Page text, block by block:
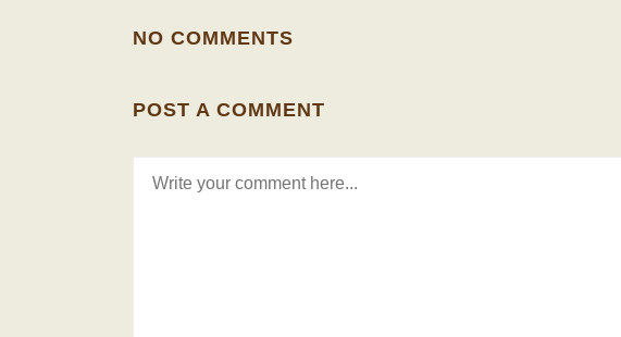
NO COMMENTS
POST A COMMENT